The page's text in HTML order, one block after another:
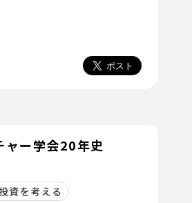
ャー学会20年史
資を考える